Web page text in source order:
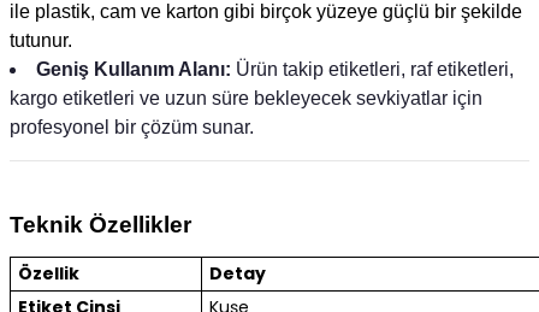
ile plastik, cam ve karton gibi birçok yüzeye güçlü bir şekilde
tutunur.
Geniş Kullanım Alanı: Ürün takip etiketleri, raf etiketleri,
kargo etiketleri ve uzun süre bekleyecek sevkiyatlar için
profesyonel bir çözüm sunar.
Teknik Özellikler
Özellik
Detay
Etiket Cinsi
Kuşe